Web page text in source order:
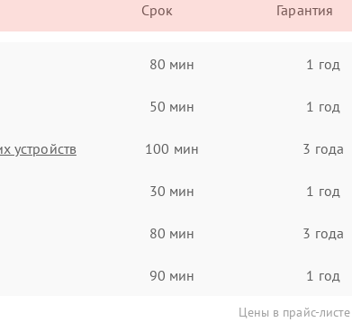
Срок Гарантия
80 мин 1 год
50 мин 1 год
устройств 100 мин 3 года
30 мин 1 год
80 мин 3 года
90 мин 1 год
Цены в прайс-